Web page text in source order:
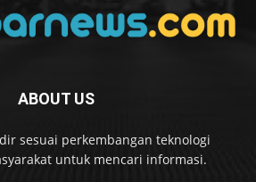
ABOUT US
sesuai perkembangan teknologi
untuk mencari informasi.